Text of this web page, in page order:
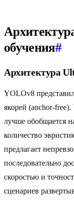
обучения#
Архитектура
YOLOv8
якорей (anchor-
лучше обобщается
количество
предлагает
последовательно
скоростью и
сценариев